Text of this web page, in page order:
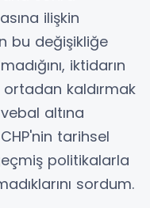
ilişkin
bu değişikliğe
iktidarın
kaldırmak
altına
tarihsel
politikalarla
sordum.